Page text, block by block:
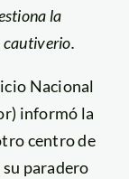
la
cautiverio.
Nacional
informó la
centro de
paradero